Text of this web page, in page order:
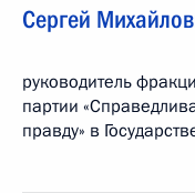
Сергей
руководитель
партии
правду» в